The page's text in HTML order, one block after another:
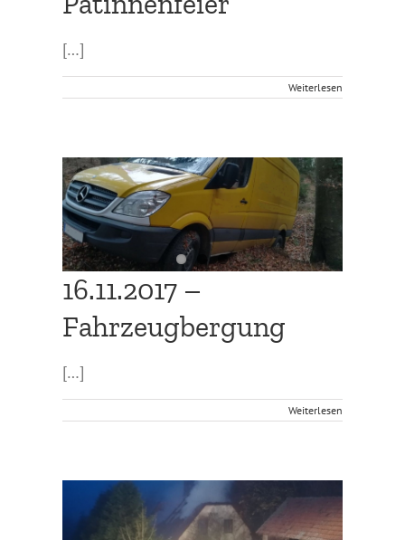
[…]
Weiterlesen
16.11.2017 –
Fahrzeugbergung
[…]
Weiterlesen